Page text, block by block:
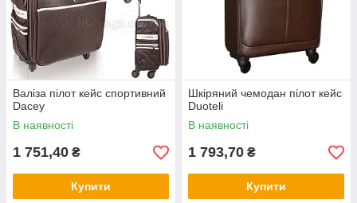
Валіза пілот кейс спортивний
Dacey
В наявності
1 751,40 ₴
Купити
Шкіряний чемодан пілот кейс
Duoteli
В наявності
1 793,70 ₴
Купити